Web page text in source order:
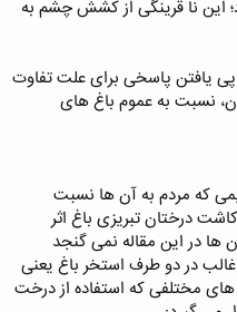
این نا قرینگی از کشش چشم به
پی یافتن پاسخی برای علت تفاوت
نسبت به عموم باغ های
که مردم به آن ها نسبت
درختان تبریزی باغ اثر
در این مقاله نمی گنجد
غالب در دو طرف استخر باغ یعنی
مختلفی که استفاده از درخت